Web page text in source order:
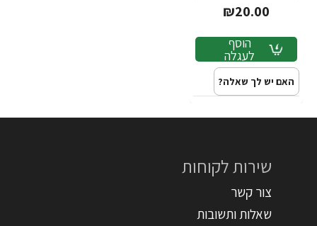
₪20.00
הוסף
לעגלה
האם יש לך שאלה?
שירות לקוחות
צור קשר
שאלות ותשובות